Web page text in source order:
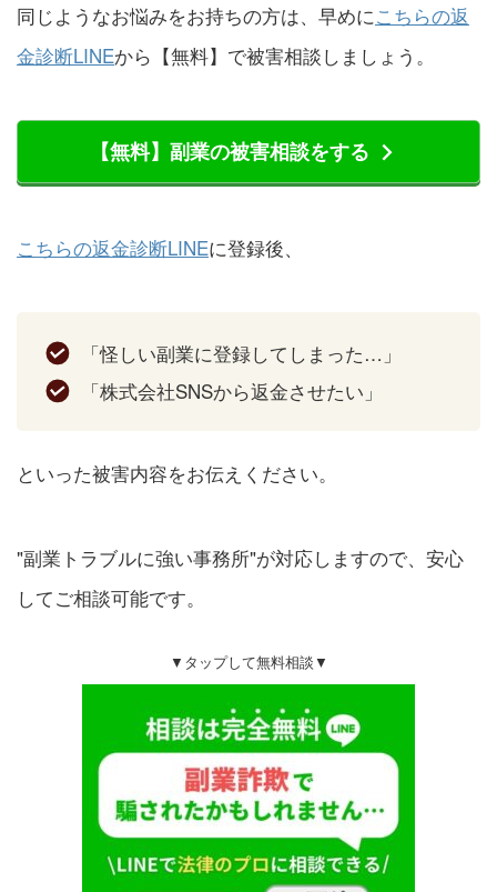
同じようなお悩みをお持ちの方は、早めにこちらの返
金診断LINEから【無料】で被害相談しましょう。
【無料】副業の被害相談をする
こちらの返金診断LINEに登録後、
「怪しい副業に登録してしまった…」
「株式会社SNSから返金させたい」
といった被害内容をお伝えください。
"副業トラブルに強い事務所"が対応しますので、安心
してご相談可能です。
▼タップして無料相談▼